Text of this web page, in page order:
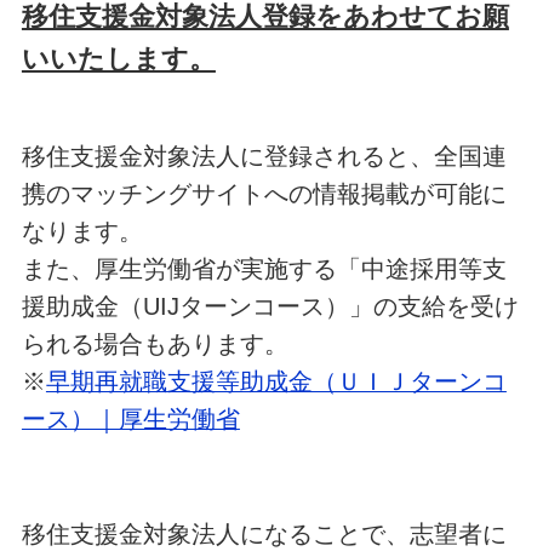
移住支援金対象法人登録をあわせてお願
いいたします。
移住支援金対象法人に登録されると、全国連
携のマッチングサイトへの情報掲載が可能に
なります。
また、厚生労働省が実施する「中途採用等支
援助成金（UIJターンコース）」の支給を受け
られる場合もあります。
※早期再就職支援等助成金（ＵＩＪターンコ
ース）｜厚生労働省
移住支援金対象法人になることで、志望者に